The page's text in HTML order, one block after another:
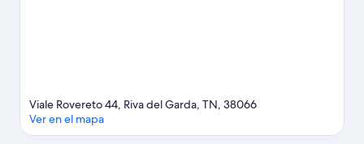
Viale Rovereto 44, Riva del Garda, TN, 38066
Ver en el mapa